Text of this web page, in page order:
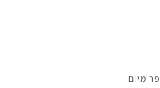
פרימיום‎